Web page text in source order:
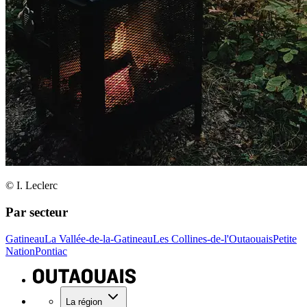
© I. Leclerc
Par secteur
GatineauLa Vallée-de-la-GatineauLes Collines-de-l'OutaouaisPetite
NationPontiac
La région